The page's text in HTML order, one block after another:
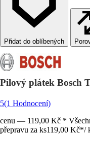
Pilový plátek Bosch
5(1 Hodnocení)
cenu — 119,00 Kč *
přepravu za ks119,00 Kč*/